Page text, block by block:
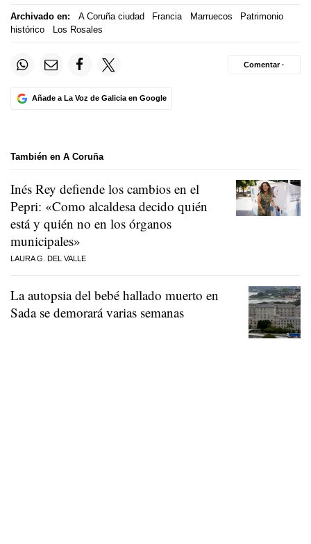
Archivado en: A Coruña ciudad Francia Marruecos
Patrimonio
histórico
Los Rosales
Añade a La Voz de Galicia en Google
Comentar ·
También en A Coruña
Inés Rey defiende los cambios en el
Pepri: «Como alcaldesa decido quién
está y quién no en los órganos
municipales»
LAURA G. DEL VALLE
La autopsia del bebé hallado muerto en
Sada se demorará varias semanas